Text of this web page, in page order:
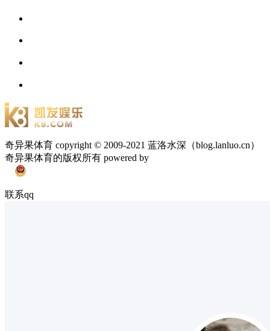
奇异果体育 copyright © 2009-2021 蓝洛水深（blog.lanluo.cn）
奇异果体育的版权所有 powered by
联系qq